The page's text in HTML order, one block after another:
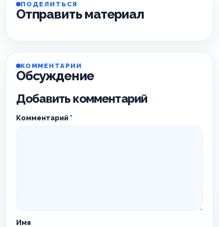
ПОДЕЛИТЬСЯ
Отправить материал
КОММЕНТАРИИ
Обсуждение
Добавить комментарий
Комментарий *
Имя